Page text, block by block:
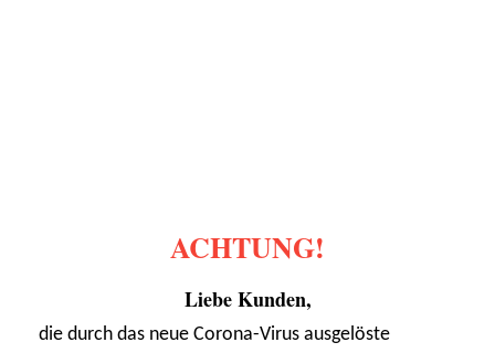
ACHTUNG!
Liebe Kunden,
die durch das neue Corona-Virus ausgelöste